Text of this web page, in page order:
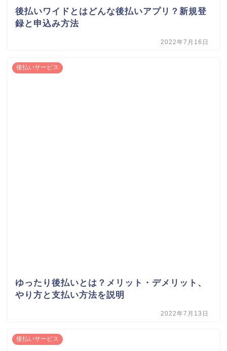
後払いワイドとはどんな後払いアプリ？新規登
録と申込み方法
2022年7月16日
後払いサービス
ゆったり後払いとは？メリット・デメリット、
やり方と支払い方法を説明
2022年7月13日
後払いサービス